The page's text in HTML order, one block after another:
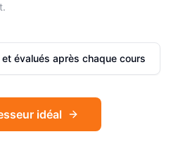
évalués après chaque cours
idéal